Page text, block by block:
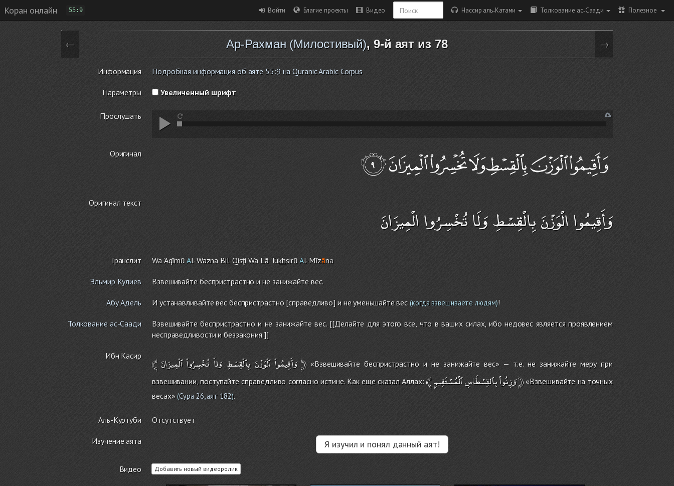
Коран онлайн 55:9 Войти Благие проекты Видео Нассир аль-Катами Толкование ас-Саади Полезное
← Ар-Рахман (Милостивый), 9-й аят из 78 →
Информация Подробная информация об аяте 55:9 на Quranic Arabic Corpus
Параметры Увеличенный шрифт
Прослушать
Оригинал
Оригинал текст
وَأَقِيمُوا الْوَزْنَ بِالْقِسْطِ وَلَا تُخْسِرُوا الْمِيزَانَ
Транслит Wa 'AqīmūAl-Wazna Bil-Qisţi Wa Lā TukhsirūAl-Mīzāna
Эльмир Кулиев Взвешивайте беспристрастно и не занижайте вес.
Абу Адель И устанавливайте вес беспристрастно [справедливо] и не уменьшайте вес (когда взвешиваете людям)!
Толкование ас-Саади
Взвешивайте беспристрастно и не занижайте вес. [[Делайте для этого все, что в ваших силах, ибо недовес является проявлением
несправедливости и беззакония.]]
Ибн Касир ﴾ وَأَقِيمُواْ ٱلْوَزْنَ بِٱلْقِسْطِ وَلاَ تُخْسِرُواْ ٱلْمِيزَانَ ﴿«Взвешивайте беспристрастно и не занижайте вес» — т.е. не занижайте меру при
взвешивании, поступайте справедливо согласно истине. Как еще сказал Аллах:﴾ وَزِنُواْبِٱلقِسْطَاسِٱلْمُسْتَقِيمِ ﴿«Взвешивайте на точных
весах»(Сура 26, аят 182).
Аль-Куртуби Отсутствует
Изучение аята Я изучил и понял данный аят!
Видео Добавить новый видеоролик